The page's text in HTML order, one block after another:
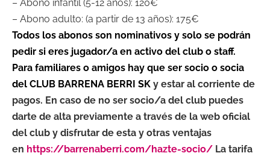
– Abono infantil (5-12 años): 120€
– Abono adulto: (a partir de 13 años): 175€
Todos los abonos son nominativos y solo se podrán
pedir si eres jugador/a en activo del club o staff.
Para familiares o amigos hay que ser socio o socia
del CLUB BARRENA BERRI SK y estar al corriente de
pagos. En caso de no ser socio/a del club puedes
darte de alta previamente a través de la web oficial
del club y disfrutar de esta y otras ventajas
en https://barrenaberri.com/hazte-socio/ La tarifa